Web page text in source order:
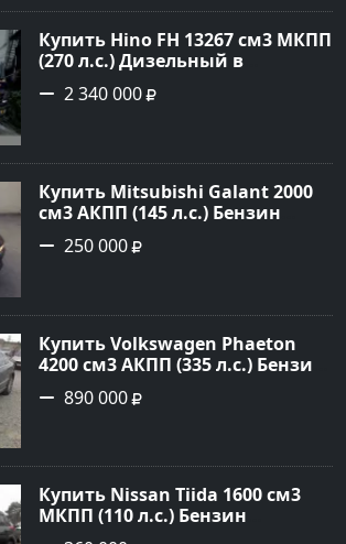
Авторынок23
Купить Hino FH 13267 см3 МКПП
(270 л.с.) Дизельный в
г.Краснодар: цвет Синий
Грузовые шасси 1992 года по
Авторынок23
2 340 000
Купить Mitsubishi Galant 2000
см3 АКПП (145 л.с.) Бензин
инжектор в Краснодар: цвет
черный Седан 2000 года по
Авторынок23
250 000
Купить Volkswagen Phaeton
4200 см3 АКПП (335 л.с.) Бензин
инжектор в Новороссийск:
цвет черный металлик Седан
сайте Авторынок23
890 000
Купить Nissan Tiida 1600 см3
МКПП (110 л.с.) Бензин
инжектор в Армавир: цвет